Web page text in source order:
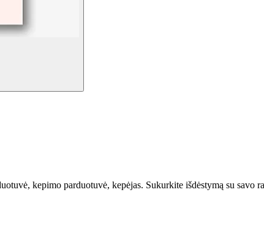
kepimo parduotuvė, kepėjas. Sukurkite išdėstymą su savo